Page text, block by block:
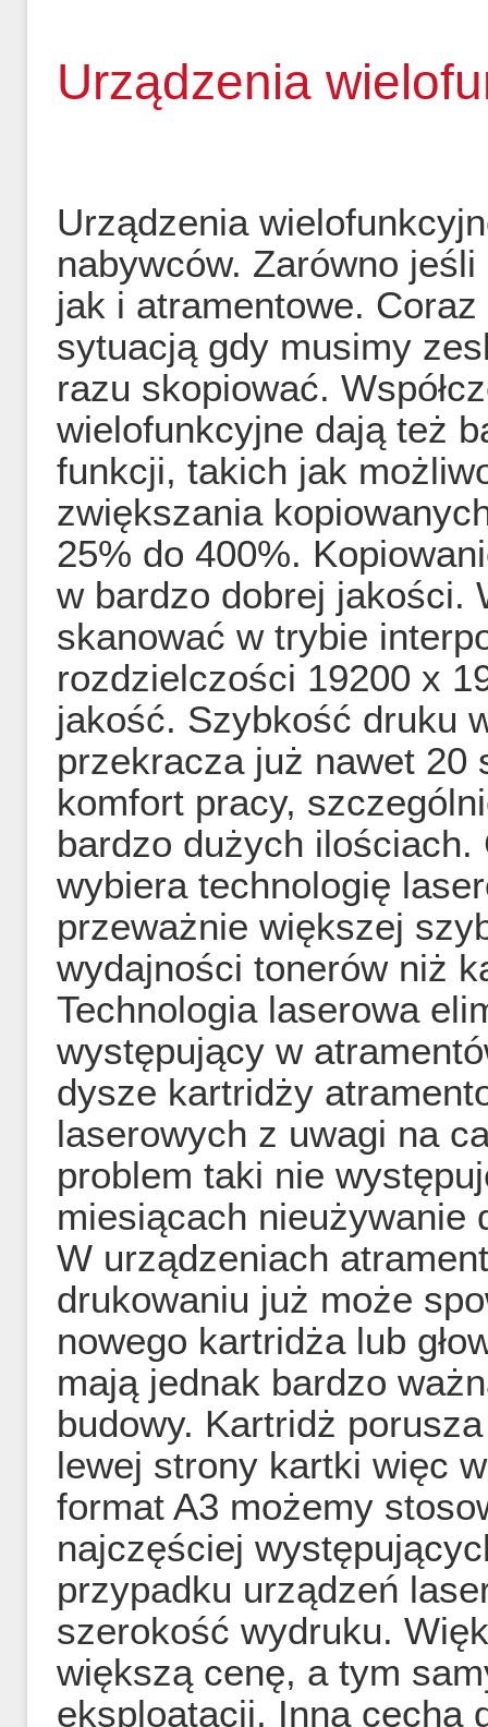
Urządzenia
Urządzenia
nabywców. Zarówno
jak i atramentowe.
sytuacją gdy musimy
razu skopiować.
wielofunkcyjne dają też
funkcji, takich jak
zwiększania
25% do 400%.
w bardzo dobrej jakości.
skanować w trybie
rozdzielczości 19200 x
jakość. Szybkość druku
przekracza już nawet 20
komfort pracy,
bardzo dużych
wybiera technologię
przeważnie większej
wydajności tonerów niż
Technologia laserowa
występujący w
dysze kartridży
laserowych z uwagi na
problem taki nie
miesiącach nieużywanie
W urządzeniach
drukowaniu już może
nowego kartridża lub
mają jednak bardzo
budowy. Kartridż
lewej strony kartki więc
format A3 możemy
najczęściej
przypadku urządzeń
szerokość wydruku.
większą cenę, a tym
eksploatacji. Inną cechą